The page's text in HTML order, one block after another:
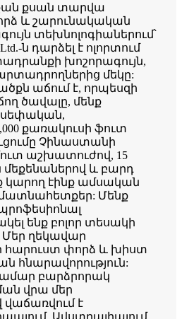
քան քսան տարվա
և շարունակական
տեխնոլոգիաներում՝
Ltd.-ն դարձել է ոլորտում
խոշորագույն,
մեկը:
աճում է, որպեսզի
ծավալը, մենք
սեփական,
քառակուսի ֆուտ
Չինաստանի
աշխատուժով, 15
մեքենաներով և բարդ
կարող էինք ամսական
մատնահետքեր: Մենք
ենք բոլոր տեսակի
Մեր ղեկավար
հարուստ փորձ և խիստ
հնարավորություն:
բարձրորակ
վրա մեր
է
Ավստրալիայում,